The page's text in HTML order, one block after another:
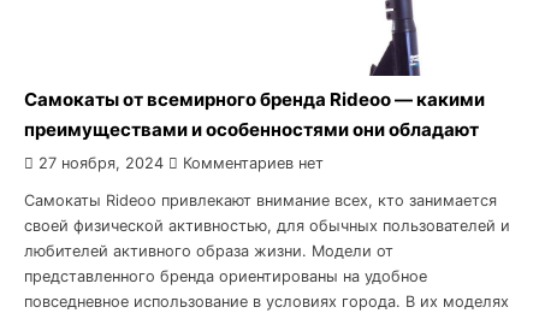
Самокаты от всемирного бренда Rideoo — какими
преимуществами и особенностями они обладают
27 ноября, 2024 Комментариев нет
Самокаты Rideoo привлекают внимание всех, кто занимается
своей физической активностью, для обычных пользователей и
любителей активного образа жизни. Модели от
представленного бренда ориентированы на удобное
повседневное использование в условиях города. В их моделях